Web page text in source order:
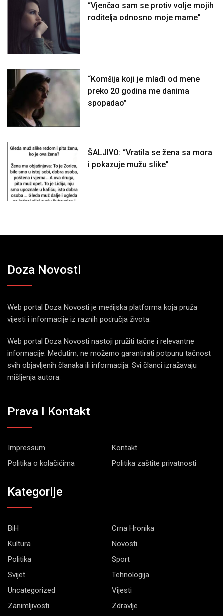
“Vjenčao sam se protiv volje mojih
roditelja odnosno moje mame”
“Komšija koji je mlađi od mene
preko 20 godina me danima
spopadao”
ŠALJIVO: “Vratila se žena sa mora
i pokazuje mužu slike”
Doza Novosti
Web portal Doza Novosti je medijska platforma koja pruža
vijesti i informacije iz raznih područja života.
Web portal Doza Novosti nastoji pružiti tačne i relevantne
informacije. Međutim, ne možemo garantirati potpunu tačnost
svih objavljenih članaka ili informacija. Svi članci izražavaju
mišljenja autora.
Prava I Kontakt
Impressum
Kontakt
Politika o kolačićima
Politika zaštite privatnosti
Kategorije
BiH
Crna Hronika
Kultura
Novosti
Politika
Sport
Svijet
Tehnologija
Uncategorized
Vijesti
Zanimljivosti
Zdravlje